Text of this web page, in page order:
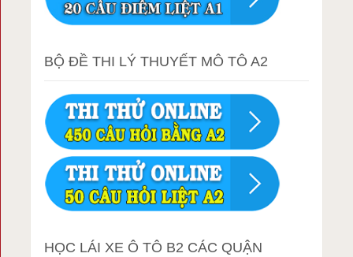
BỘ ĐỀ THI LÝ THUYẾT MÔ TÔ A2
HỌC LÁI XE Ô TÔ B2 CÁC QUẬN